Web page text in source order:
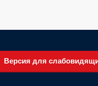
Версия для